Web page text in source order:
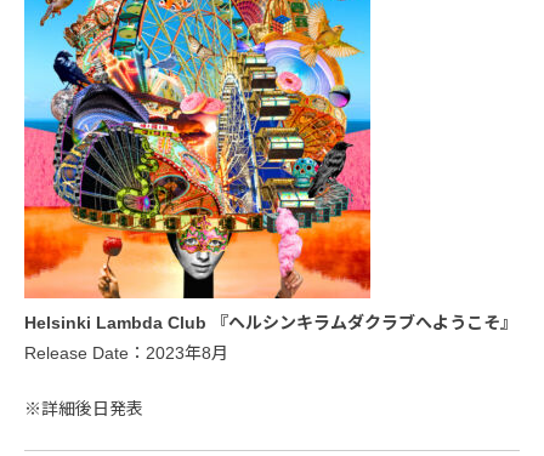
Helsinki Lambda Club 『ヘルシンキラムダクラブへようこそ』
Release Date：2023年8月
※詳細後日発表